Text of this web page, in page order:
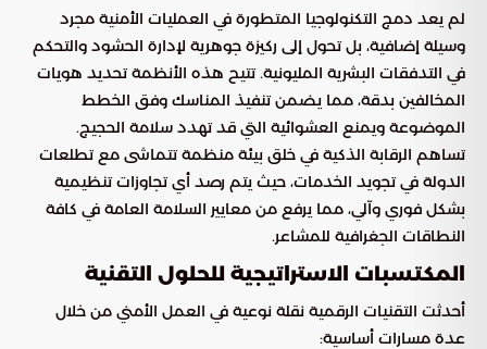
لم يعد دمج التكنولوجيا المتطورة في العمليات الأمنية مجرد
وسيلة إضافية، بل تحول إلى ركيزة جوهرية لإدارة الحشود والتحكم
في التدفقات البشرية المليونية. تتيح هذه الأنظمة تحديد هويات
المخالفين بدقة، مما يضمن تنفيذ المناسك وفق الخطط
الموضوعة ويمنع العشوائية التي قد تهدد سلامة الحجيج.
تساهم الرقابة الذكية في خلق بيئة منظمة تتماشى مع تطلعات
الدولة في تجويد الخدمات، حيث يتم رصد أي تجاوزات تنظيمية
بشكل فوري وآلي، مما يرفع من معايير السلامة العامة في كافة
النطاقات الجغرافية للمشاعر.
المكتسبات الاستراتيجية للحلول التقنية
أحدثت التقنيات الرقمية نقلة نوعية في العمل الأمني من خلال
عدة مسارات أساسية: